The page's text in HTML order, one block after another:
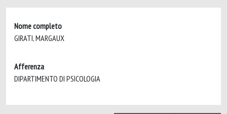
Nome completo
GIRATI, MARGAUX
Afferenza
DIPARTIMENTO DI PSICOLOGIA